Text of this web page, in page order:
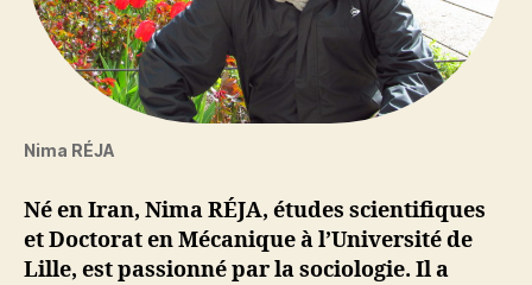
Nima RÉJA
Né en Iran, Nima RÉJA, études scientifiques
et Doctorat en Mécanique à l’Université de
Lille, est passionné par la sociologie. Il a